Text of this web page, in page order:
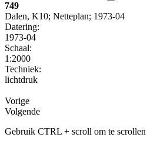
749
Dalen, K10; Netteplan; 1973-04
Datering:
1973-04
Schaal:
1:2000
Techniek:
lichtdruk
Vorige
Volgende
Gebruik CTRL + scroll om te scrollen